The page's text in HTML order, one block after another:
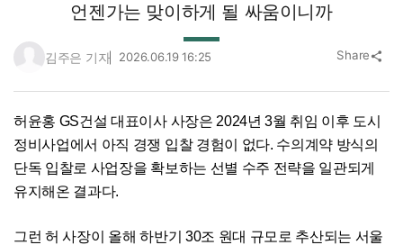
언젠가는 맞이하게 될 싸움이니까
김주은 기자 2026.06.19 16:25 Share share
허윤홍 GS건설 대표이사 사장은 2024년 3월 취임 이후 도시
정비사업에서 아직 경쟁 입찰 경험이 없다. 수의계약 방식의
단독 입찰로 사업장을 확보하는 선별 수주 전략을 일관되게
유지해온 결과다.
그런 허 사장이 올해 하반기 30조 원대 규모로 추산되는 서울